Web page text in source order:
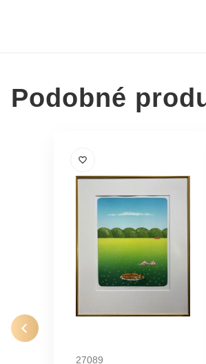
Podobné
27089